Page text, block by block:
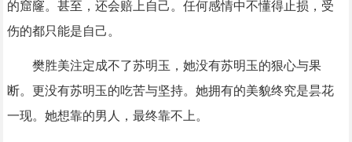
的窟窿。甚至，还会赔上自己。任何感情中不懂得止损，受
伤的都只能是自己。
樊胜美注定成不了苏明玉，她没有苏明玉的狠心与果
断。更没有苏明玉的吃苦与坚持。她拥有的美貌终究是昙花
一现。她想靠的男人，最终靠不上。